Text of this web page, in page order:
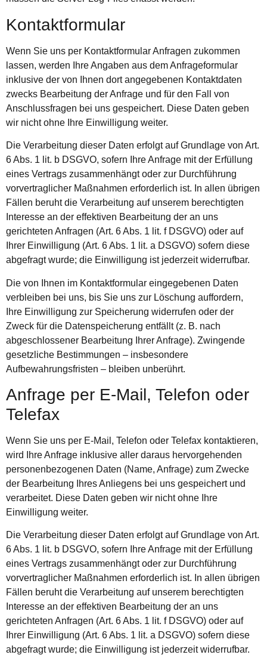
Kontaktformular
Wenn Sie uns per Kontaktformular Anfragen zukommen
lassen, werden Ihre Angaben aus dem Anfrageformular
inklusive der von Ihnen dort angegebenen Kontaktdaten
zwecks Bearbeitung der Anfrage und für den Fall von
Anschlussfragen bei uns gespeichert. Diese Daten geben
wir nicht ohne Ihre Einwilligung weiter.
Die Verarbeitung dieser Daten erfolgt auf Grundlage von Art.
6 Abs. 1 lit. b DSGVO, sofern Ihre Anfrage mit der Erfüllung
eines Vertrags zusammenhängt oder zur Durchführung
vorvertraglicher Maßnahmen erforderlich ist. In allen übrigen
Fällen beruht die Verarbeitung auf unserem berechtigten
Interesse an der effektiven Bearbeitung der an uns
gerichteten Anfragen (Art. 6 Abs. 1 lit. f DSGVO) oder auf
Ihrer Einwilligung (Art. 6 Abs. 1 lit. a DSGVO) sofern diese
abgefragt wurde; die Einwilligung ist jederzeit widerrufbar.
Die von Ihnen im Kontaktformular eingegebenen Daten
verbleiben bei uns, bis Sie uns zur Löschung auffordern,
Ihre Einwilligung zur Speicherung widerrufen oder der
Zweck für die Datenspeicherung entfällt (z. B. nach
abgeschlossener Bearbeitung Ihrer Anfrage). Zwingende
gesetzliche Bestimmungen – insbesondere
Aufbewahrungsfristen – bleiben unberührt.
Anfrage per E-Mail, Telefon oder
Telefax
Wenn Sie uns per E-Mail, Telefon oder Telefax kontaktieren,
wird Ihre Anfrage inklusive aller daraus hervorgehenden
personenbezogenen Daten (Name, Anfrage) zum Zwecke
der Bearbeitung Ihres Anliegens bei uns gespeichert und
verarbeitet. Diese Daten geben wir nicht ohne Ihre
Einwilligung weiter.
Die Verarbeitung dieser Daten erfolgt auf Grundlage von Art.
6 Abs. 1 lit. b DSGVO, sofern Ihre Anfrage mit der Erfüllung
eines Vertrags zusammenhängt oder zur Durchführung
vorvertraglicher Maßnahmen erforderlich ist. In allen übrigen
Fällen beruht die Verarbeitung auf unserem berechtigten
Interesse an der effektiven Bearbeitung der an uns
gerichteten Anfragen (Art. 6 Abs. 1 lit. f DSGVO) oder auf
Ihrer Einwilligung (Art. 6 Abs. 1 lit. a DSGVO) sofern diese
abgefragt wurde; die Einwilligung ist jederzeit widerrufbar.